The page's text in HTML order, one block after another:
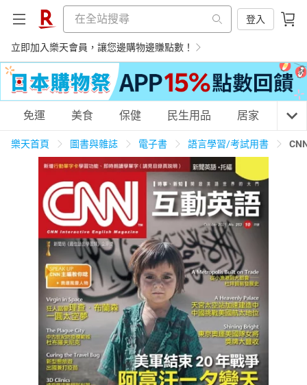
登入
立即加入樂天會員，讓您邊購物邊賺點數！
購物網分類
天天免運 美食蛋糕 養生保健 民生用品
居家生活 3C家電 運動休閒
女裝 男裝 化妝保養 情趣用品
日本購物 電子/紙本書
HOT
免運 美食 保健 民生用品 居家 3C
樂天首頁 圖書與雜誌 電子書 語言學習/考試用書